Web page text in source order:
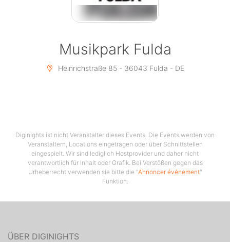
Musikpark Fulda
Heinrichstraße 85 - 36043 Fulda - DE
Diginights ist nicht Veranstalter dieses Events. Die Events werden von
Veranstaltern, Locations eingetragen oder über Schnittstellen
eingespielt. Wir sind lediglich Hostprovider und daher nicht
verantwortlich für Inhalt oder Grafik. Bei Verstößen gegen das
Urheberrecht verwenden sie bitte die "Annoncer événement"
Funktion.
ÜBER DIGINIGHTS